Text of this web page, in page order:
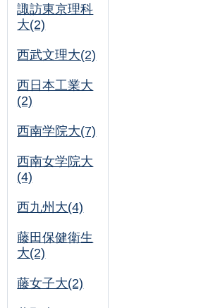
諏訪東京理科
大(2)
西武文理大(2)
西日本工業大
(2)
西南学院大(7)
西南女学院大
(4)
西九州大(4)
藤田保健衛生
大(2)
藤女子大(2)